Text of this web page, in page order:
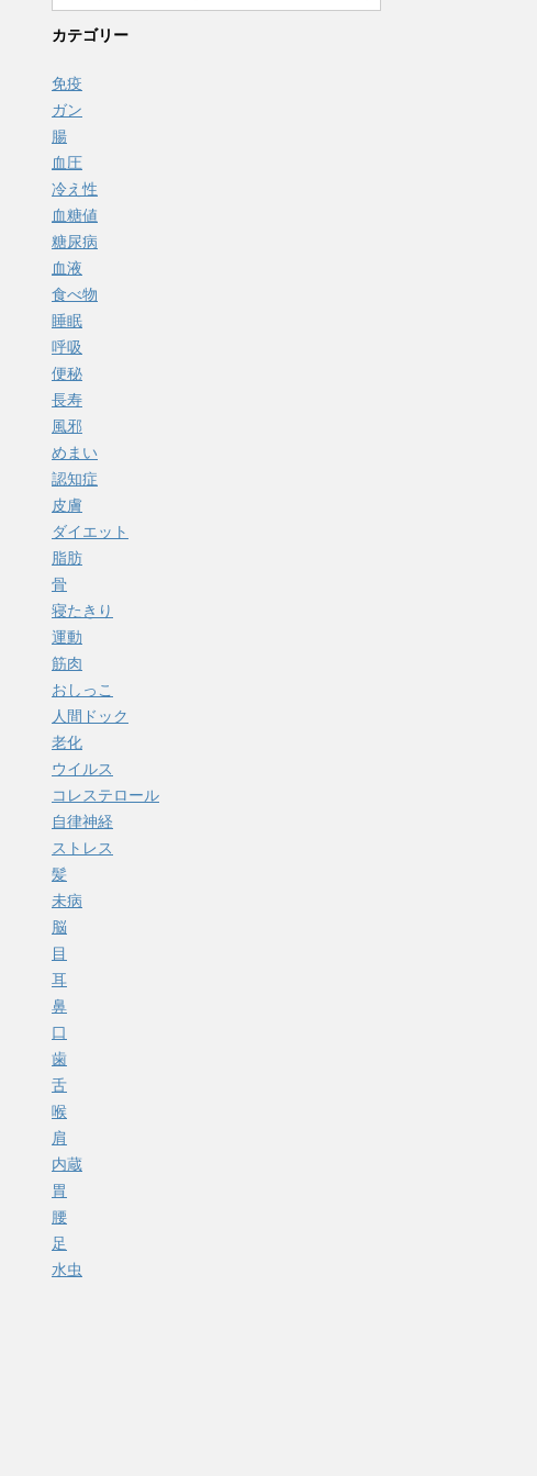
カテゴリー
免疫
ガン
腸
血圧
冷え性
血糖値
糖尿病
血液
食べ物
睡眠
呼吸
便秘
長寿
風邪
めまい
認知症
皮膚
ダイエット
脂肪
骨
寝たきり
運動
筋肉
おしっこ
人間ドック
老化
ウイルス
コレステロール
自律神経
ストレス
髪
未病
脳
目
耳
鼻
口
歯
舌
喉
肩
内蔵
胃
腰
足
水虫